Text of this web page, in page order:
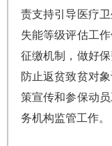
责支持引导医疗
失能等级评估工
征缴机制，做好
防止返贫致贫对
策宣传和参保动
务机构监管工作。